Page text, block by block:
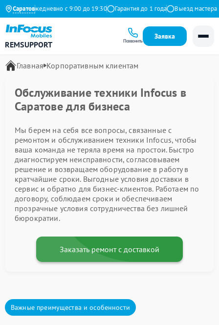
СаратовЕжедневно с 9:00 до 19:30 Гарантия до 1 года Выезд мастера
REMSUPPORT Позвонить
Заявка
Главная Корпоративным клиентам
Обслуживание техники Infocus в
Саратове для бизнеса
Мы берем на себя все вопросы, связанные с
ремонтом и обслуживанием техники Infocus, чтобы
ваша команда не теряла время на простои. Быстро
диагностируем неисправности, согласовываем
решение и возвращаем оборудование в работу в
кратчайшие сроки. Выгодные условия доставки в
сервис и обратно для бизнес-клиентов. Работаем по
договору, соблюдаем сроки и обеспечиваем
прозрачные условия сотрудничества без лишней
бюрократии.
Заказать ремонт с доставкой
Важные преимущества и особенности